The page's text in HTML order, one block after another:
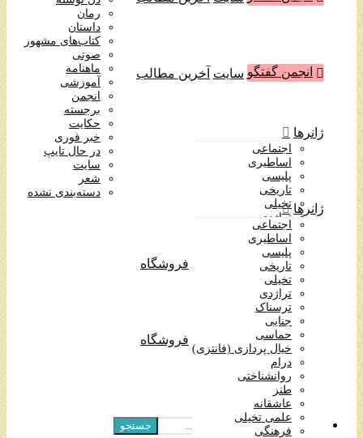
آموزشی
انجمن
برجسته
حکایت
خبر فوری
در حال تایپ
سایت
شعر
دسته‌بندی نشده
ژانرها
اجتماعی
اساطیری
پلیسی
تاریخی
تخیلی
تراژدی
ترسناک
جنایی
حماسی
خیال پردازی (فانتزی)
درام
روانشناختی
طنز
عاشقانه
علمی تخیلی
فرهنگی
مافیایی
مذهبی
معمایی
فروشگاه
جستجو
انجمن گفتگو سایت آخرین مطالب
رمان
داستان
کتاب‌های مشهور
صوتی
ماهنامه
آموزشی
انجمن
برجسته
حکایت
خبر فوری
در حال تایپ
سایت
شعر
دسته‌بندی نشده
ژانرها
اجتماعی
اساطیری
پلیسی
تاریخی
تخیلی
تراژدی
ترسناک
جنایی
حماسی
خیال پردازی (فانتزی)
درام
روانشناختی
طنز
عاشقانه
علمی تخیلی
فرهنگی
فروشگاه